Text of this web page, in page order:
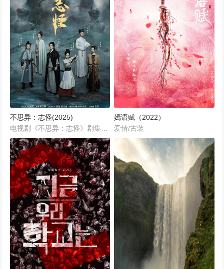
不思异：志怪(2025)
嫣语赋（2022）
爱情/古装